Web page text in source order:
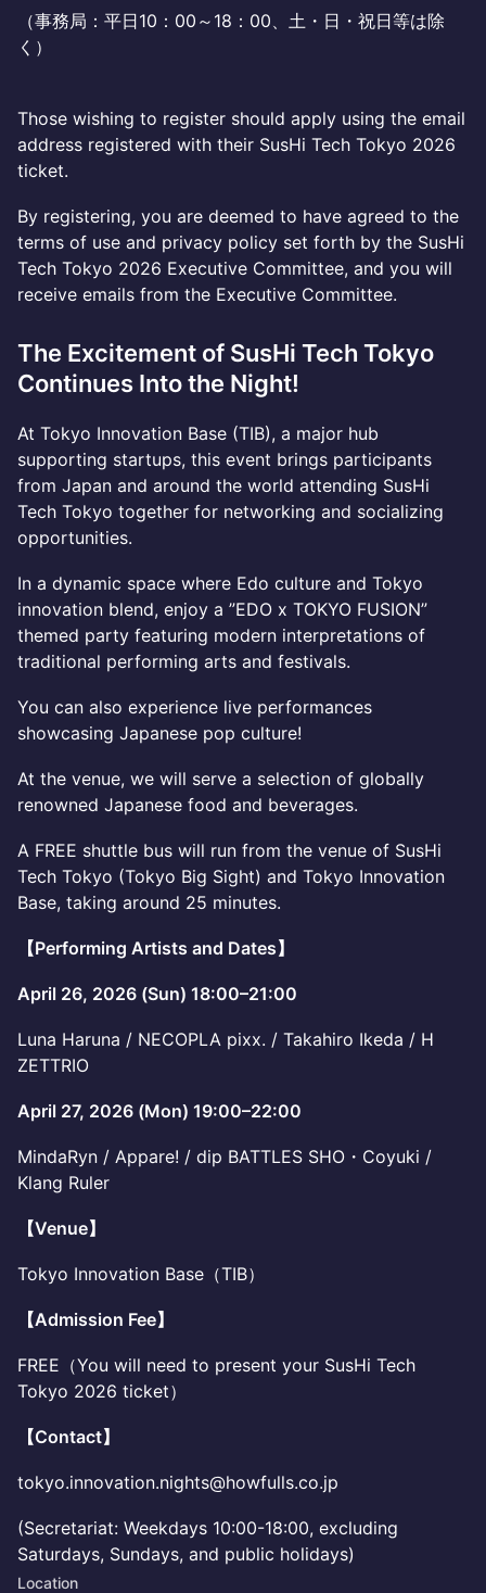
（事務局：平日10：00～18：00、土・日・祝日等は除
く）
Those wishing to register should apply using the email
address registered with their SusHi Tech Tokyo 2026
ticket.
By registering, you are deemed to have agreed to the
terms of use and privacy policy set forth by the SusHi
Tech Tokyo 2026 Executive Committee, and you will
receive emails from the Executive Committee.
The Excitement of SusHi Tech Tokyo
Continues Into the Night!
At Tokyo Innovation Base (TIB), a major hub
supporting startups, this event brings participants
from Japan and around the world attending SusHi
Tech Tokyo together for networking and socializing
opportunities.
In a dynamic space where Edo culture and Tokyo
innovation blend, enjoy a ”EDO x TOKYO FUSION”
themed party featuring modern interpretations of
traditional performing arts and festivals.
You can also experience live performances
showcasing Japanese pop culture!
At the venue, we will serve a selection of globally
renowned Japanese food and beverages.
A FREE shuttle bus will run from the venue of SusHi
Tech Tokyo (Tokyo Big Sight) and Tokyo Innovation
Base, taking around 25 minutes.
【Performing Artists and Dates】
April 26, 2026 (Sun) 18:00–21:00
Luna Haruna / NECOPLA pixx. / Takahiro Ikeda / H
ZETTRIO
April 27, 2026 (Mon) 19:00–22:00
MindaRyn / Appare! / dip BATTLES SHO・Coyuki /
Klang Ruler
【Venue】
Tokyo Innovation Base（TIB）
【Admission Fee】
FREE（You will need to present your SusHi Tech
Tokyo 2026 ticket）
【Contact】
tokyo.innovation.nights@howfulls.co.jp
(Secretariat: Weekdays 10:00-18:00, excluding
Saturdays, Sundays, and public holidays)
Location